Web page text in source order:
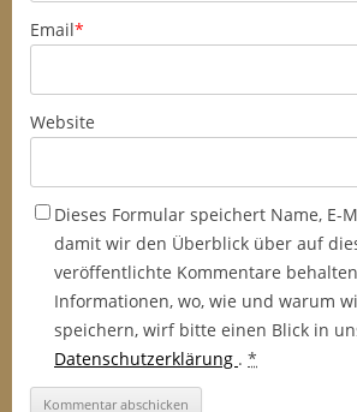
Email*
Website
Dieses Formular speichert Name, E-
damit wir den Überblick über auf
veröffentlichte Kommentare
Informationen, wo, wie und warum
speichern, wirf bitte einen Blick in
Datenschutzerklärung . *